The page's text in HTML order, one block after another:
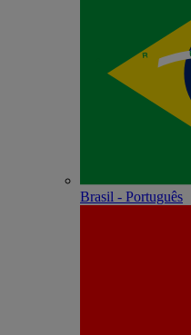
Brasil - Português